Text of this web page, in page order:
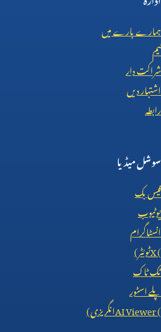
ہمارے بارے میں
ٹیم
شراکت دار
اشتہار دیں
رابطہ
سوشل میڈیا
فیس بک
یوٹیوب
انسٹاگرام
X (ٹوئٹر)
ٹک ٹاک
پلے اسٹور
AI Viewer (انگریزی)